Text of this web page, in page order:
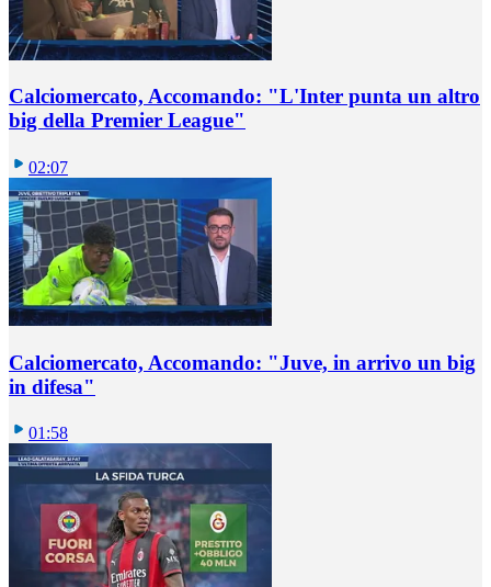
Calciomercato, Accomando: "L'Inter punta un altro
big della Premier League"
02:07
Calciomercato, Accomando: "Juve, in arrivo un big
in difesa"
01:58